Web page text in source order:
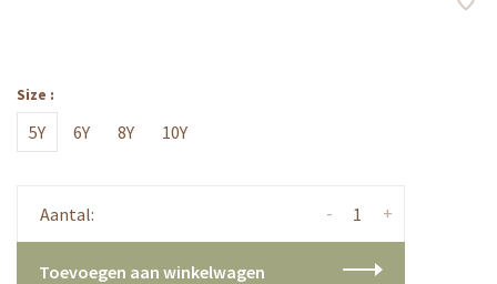
Size :
5Y 6Y 8Y 10Y
Aantal: +
-
Toevoegen aan winkelwagen